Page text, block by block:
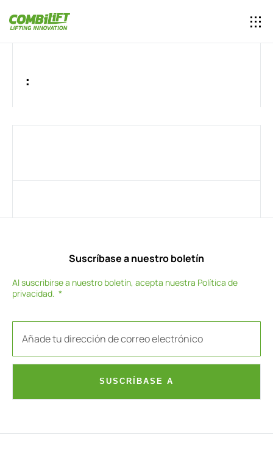
:
Suscríbase a nuestro boletín
Al suscribirse a nuestro boletín, acepta nuestra Política de
privacidad.
SUSCRÍBASE A